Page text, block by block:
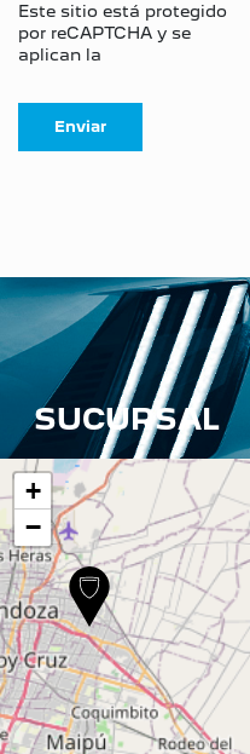
Este sitio está protegido
por reCAPTCHA y se
aplican la
SUCURSAL
+
−